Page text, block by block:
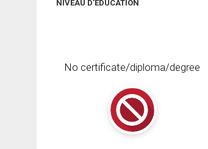
NIVEAU D'ÉDUCATION
No certificate/diploma/degree